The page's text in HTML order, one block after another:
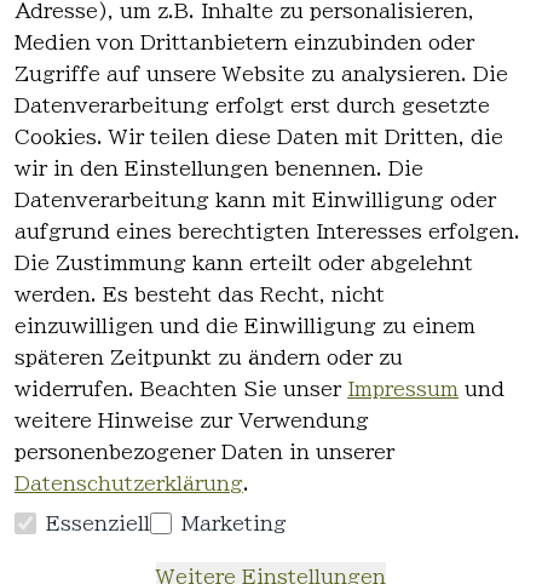
Adresse), um z.B. Inhalte zu personalisieren,
Medien von Drittanbietern einzubinden oder
Zugriffe auf unsere Website zu analysieren. Die
Datenverarbeitung erfolgt erst durch gesetzte
Cookies. Wir teilen diese Daten mit Dritten, die
wir in den Einstellungen benennen. Die
Datenverarbeitung kann mit Einwilligung oder
aufgrund eines berechtigten Interesses erfolgen.
Die Zustimmung kann erteilt oder abgelehnt
werden. Es besteht das Recht, nicht
einzuwilligen und die Einwilligung zu einem
späteren Zeitpunkt zu ändern oder zu
widerrufen. Beachten Sie unser Impressum und
weitere Hinweise zur Verwendung
personenbezogener Daten in unserer
Datenschutzerklärung.
Essenziell Marketing
Weitere Einstellungen
es
AGB
Datenschutz
Widerrufsre
cht
Kontakt
Kontakt
Registrieren